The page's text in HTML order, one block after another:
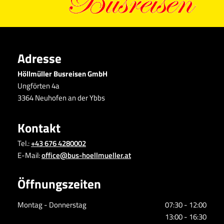
Adresse
Höllmüller Busreisen GmbH
Ungförten 4a
3364 Neuhofen an der Ybbs
Kontakt
Tel.:+43 676 4280002
E-Mail:office@bus-hoellmueller.at
Öffnungszeiten
Montag - Donnerstag
07:30 - 12:00
13:00 - 16:30